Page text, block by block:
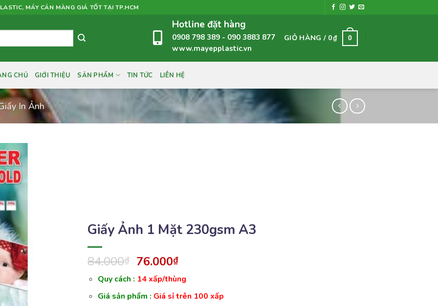
MÁY CÁN MÀNG GIÁ TỐT TẠI TP.HCM
Hotline đặt hàng
0908 798 389
090 3883 877
www.mayepplastic.vn
GIỎ HÀNG / 0₫ 0
CHỦ GIỚI THIỆU SẢN PHẨM TIN TỨC LIÊN HỆ
In Ảnh
Giấy Ảnh 1 Mặt 230gsm A3
84.000₫ 76.000₫
Quy cách : 14 xấp/thùng
Giá sản phẩm : Giá sỉ trên 100 xấp